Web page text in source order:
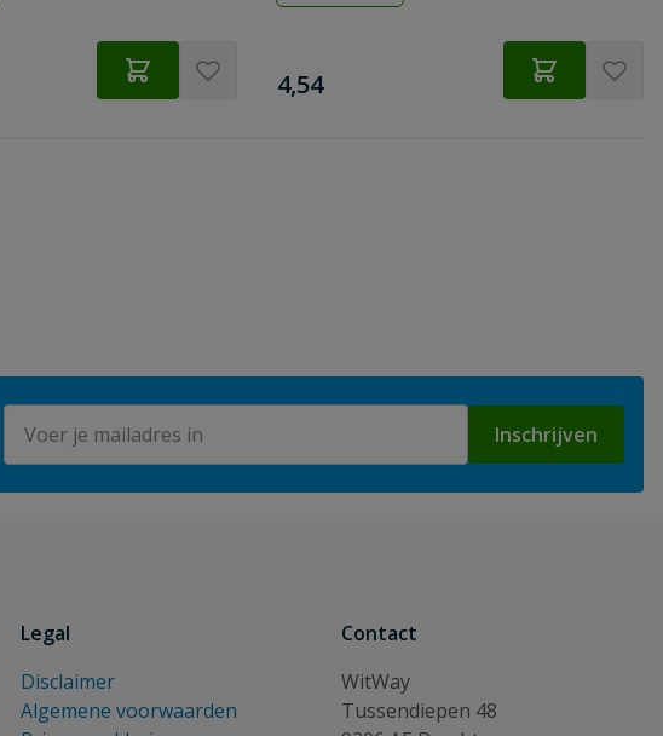
€
4,54
Inschrijven
Legal
Disclaimer
Algemene voorwaarden
Contact
WitWay
Tussendiepen 48